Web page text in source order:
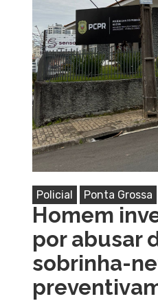
Policial Ponta Grossa
Homem
por abusar
sobrinha-